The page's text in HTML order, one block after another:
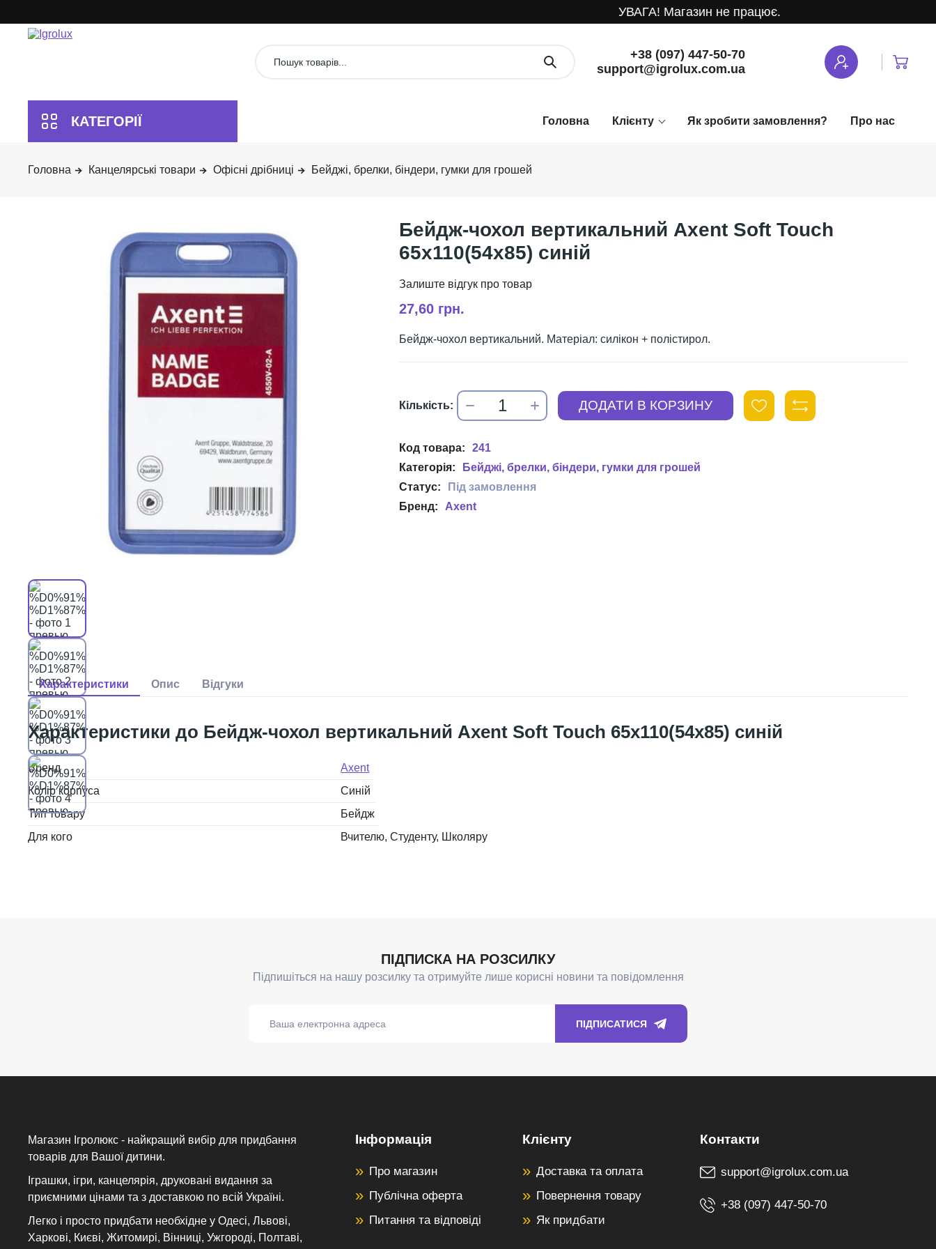
УВАГА! Магазин не працює.
+38 (097) 447-50-70
support@igrolux.com.ua
Клієнту Як зробити замовлення? Про нас
Канцелярські товари Офісні дрібниці Бейджі, брелки, біндери, гумки для грошей
Бейдж-чохол вертикальний Axent Soft Touch
65х110(54х85) синій
27,60 грн.
Бейдж-чохол вертикальний. Матеріал: силікон + полістирол.
241
Бейджі, брелки, біндери, гумки для грошей
Axent
Бейдж-чохол вертикальний Axent Soft Touch 65х110(54х85) синій
Бренд
Axent
Колір корпуса
Синій
Тип товару
Бейдж
Для кого
Вчителю Студенту Школяру
Магазин Ігролюкс - найкращий вибір для придбання
товарів для Вашої дитини.
Іграшки, ігри, канцелярія, друковані видання за
приємними цінами та з доставкою по всій Україні.
Легко і просто придбати необхідне у Одесі, Львові,
Харкові, Києві, Житомирі, Вінниці, Ужгороді, Полтаві,
Інформація
Про магазин
Публічна оферта
Питання та відповіді
Клієнту
Доставка та оплата
Повернення товару
Як придбати
support@igrolux.com.ua
+38 (097) 447-50-70